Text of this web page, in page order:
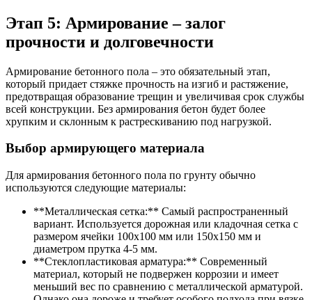
Этап 5: Армирование – залог
прочности и долговечности
Армирование бетонного пола – это обязательный этап,
который придает стяжке прочность на изгиб и растяжение,
предотвращая образование трещин и увеличивая срок службы
всей конструкции. Без армирования бетон будет более
хрупким и склонным к растрескиванию под нагрузкой.
Выбор армирующего материала
Для армирования бетонного пола по грунту обычно
используются следующие материалы:
**Металлическая сетка:** Самый распространенный
вариант. Используется дорожная или кладочная сетка с
размером ячейки 100х100 мм или 150х150 мм и
диаметром прутка 4-5 мм.
**Стеклопластиковая арматура:** Современный
материал, который не подвержен коррозии и имеет
меньший вес по сравнению с металлической арматурой.